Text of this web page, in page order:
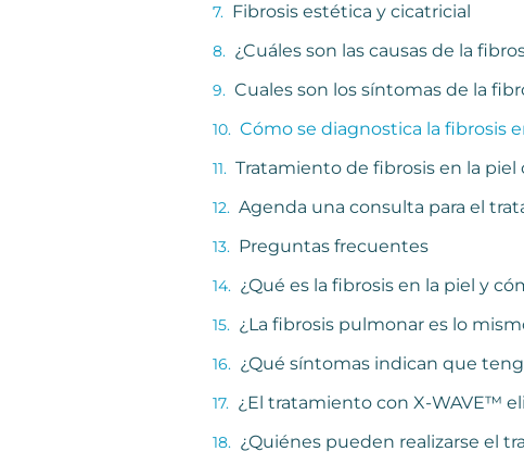
Fibrosis estética y cicatricial
¿Cuáles son las causas de la
Cuales son los síntomas de la
Cómo se diagnostica la fibrosis
Tratamiento de fibrosis en la
Agenda una consulta para el
Preguntas frecuentes
¿Qué es la fibrosis en la piel y
¿La fibrosis pulmonar es lo
¿Qué síntomas indican que
¿El tratamiento con X-WAVE™
¿Quiénes pueden realizarse el